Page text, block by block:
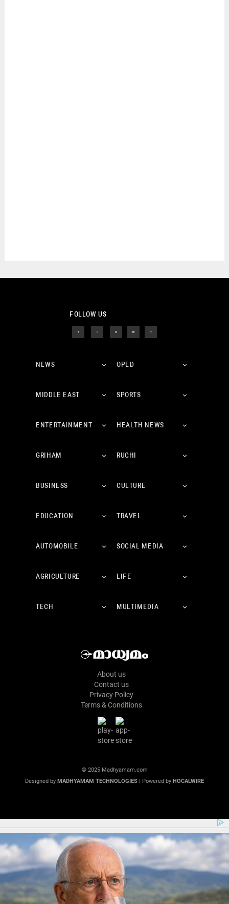
FOLLOW US
NEWS OPED
MIDDLE EAST SPORTS
ENTERTAINMENT HEALTH NEWS
GRIHAM RUCHI
BUSINESS CULTURE
EDUCATION TRAVEL
AUTOMOBILE SOCIAL MEDIA
AGRICULTURE LIFE
TECH MULTIMEDIA
About us
Contact us
Privacy Policy
Terms & Conditions
© 2025 Madhyamam.com
Designed by MADHYAMAM TECHNOLOGIES | Powered by HOCALWIRE